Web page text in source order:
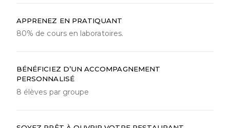
APPRENEZ EN PRATIQUANT
80% de cours en laboratoires.
BÉNÉFICIEZ D’UN ACCOMPAGNEMENT
PERSONNALISÉ
8 élèves par groupe